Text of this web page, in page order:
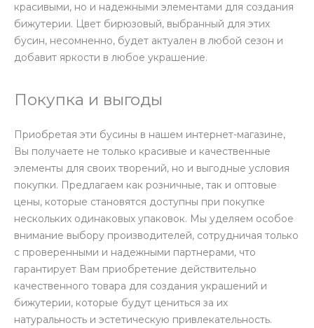
красивыми, но и надежными элементами для создания
бижутерии. Цвет бирюзовый, выбранный для этих
бусин, несомненно, будет актуален в любой сезон и
добавит яркости в любое украшение.
Покупка и выгоды
Приобретая эти бусины в нашем интернет-магазине,
Вы получаете не только красивые и качественные
элементы для своих творений, но и выгодные условия
покупки. Предлагаем как розничные, так и оптовые
цены, которые становятся доступны при покупке
нескольких одинаковых упаковок. Мы уделяем особое
внимание выбору производителей, сотрудничая только
с проверенными и надежными партнерами, что
гарантирует Вам приобретение действительно
качественного товара для создания украшений и
бижутерии, которые будут цениться за их
натуральность и эстетическую привлекательность.